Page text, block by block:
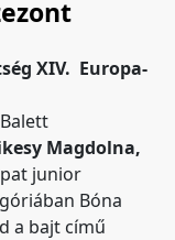
XIV. Europa-
Magdolna,
junior
Bóna
a bajt című